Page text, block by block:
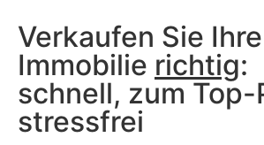
Verkaufen Sie Ihre
Immobilie richtig:
schnell, zum Top-
stressfrei